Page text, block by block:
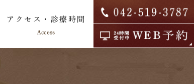
アクセス・診療時間
Access